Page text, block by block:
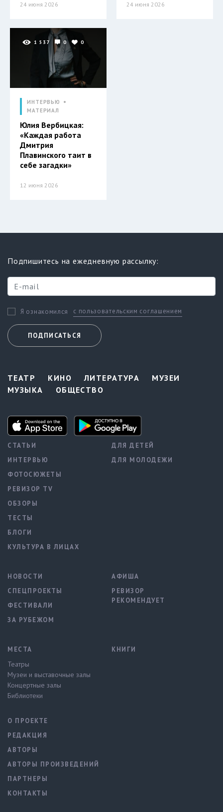
24 июня 2026 24 июня 2026
1 537 0 0
ИНТЕРВЬЮ
МАТЕРИАЛ
Юлия Вербицкая:
«Каждая работа
Дмитрия
Плавинского таит в
себе загадки»
12 июня 2026
Подпишитесь на ежедневную рассылку:
Я ознакомился с пользовательским соглашением
ПОДПИСАТЬСЯ
ТЕАТР КИНО ЛИТЕРАТУРА
МУЗЕИ
МУЗЫКА
ОБЩЕСТВО
СТАТЬИ
ИНТЕРВЬЮ
ФОТОСЮЖЕТЫ
РЕВИЗОР TV
ОБЗОРЫ
ТЕСТЫ
БЛОГИ
КУЛЬТУРА В ЛИЦАХ
ДЛЯ ДЕТЕЙ
ДЛЯ МОЛОДЕЖИ
НОВОСТИ
СПЕЦПРОЕКТЫ
ФЕСТИВАЛИ
ЗА РУБЕЖОМ
АФИША
РЕВИЗОР
РЕКОМЕНДУЕТ
МЕСТА
Театры
Музеи и выставочные залы
Концертные залы
Библиотеки
КНИГИ
О ПРОЕКТЕ
РЕДАКЦИЯ
АВТОРЫ
АВТОРЫ ПРОИЗВЕДЕНИЙ
ПАРТНЕРЫ
КОНТАКТЫ